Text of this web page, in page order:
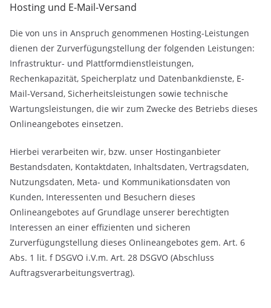
Hosting und E-Mail-Versand
Die von uns in Anspruch genommenen Hosting-Leistungen
dienen der Zurverfügungstellung der folgenden Leistungen:
Infrastruktur- und Plattformdienstleistungen,
Rechenkapazität, Speicherplatz und Datenbankdienste, E-
Mail-Versand, Sicherheitsleistungen sowie technische
Wartungsleistungen, die wir zum Zwecke des Betriebs dieses
Onlineangebotes einsetzen.
Hierbei verarbeiten wir, bzw. unser Hostinganbieter
Bestandsdaten, Kontaktdaten, Inhaltsdaten, Vertragsdaten,
Nutzungsdaten, Meta- und Kommunikationsdaten von
Kunden, Interessenten und Besuchern dieses
Onlineangebotes auf Grundlage unserer berechtigten
Interessen an einer effizienten und sicheren
Zurverfügungstellung dieses Onlineangebotes gem. Art. 6
Abs. 1 lit. f DSGVO i.V.m. Art. 28 DSGVO (Abschluss
Auftragsverarbeitungsvertrag).